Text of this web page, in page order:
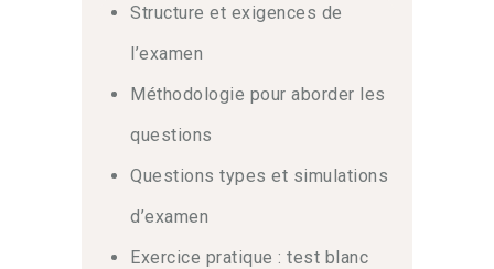
Structure et exigences de
l’examen
Méthodologie pour aborder les
questions
Questions types et simulations
d’examen
Exercice pratique : test blanc